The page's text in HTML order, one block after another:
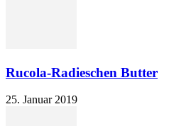
Rucola-Radieschen Butter
25. Januar 2019